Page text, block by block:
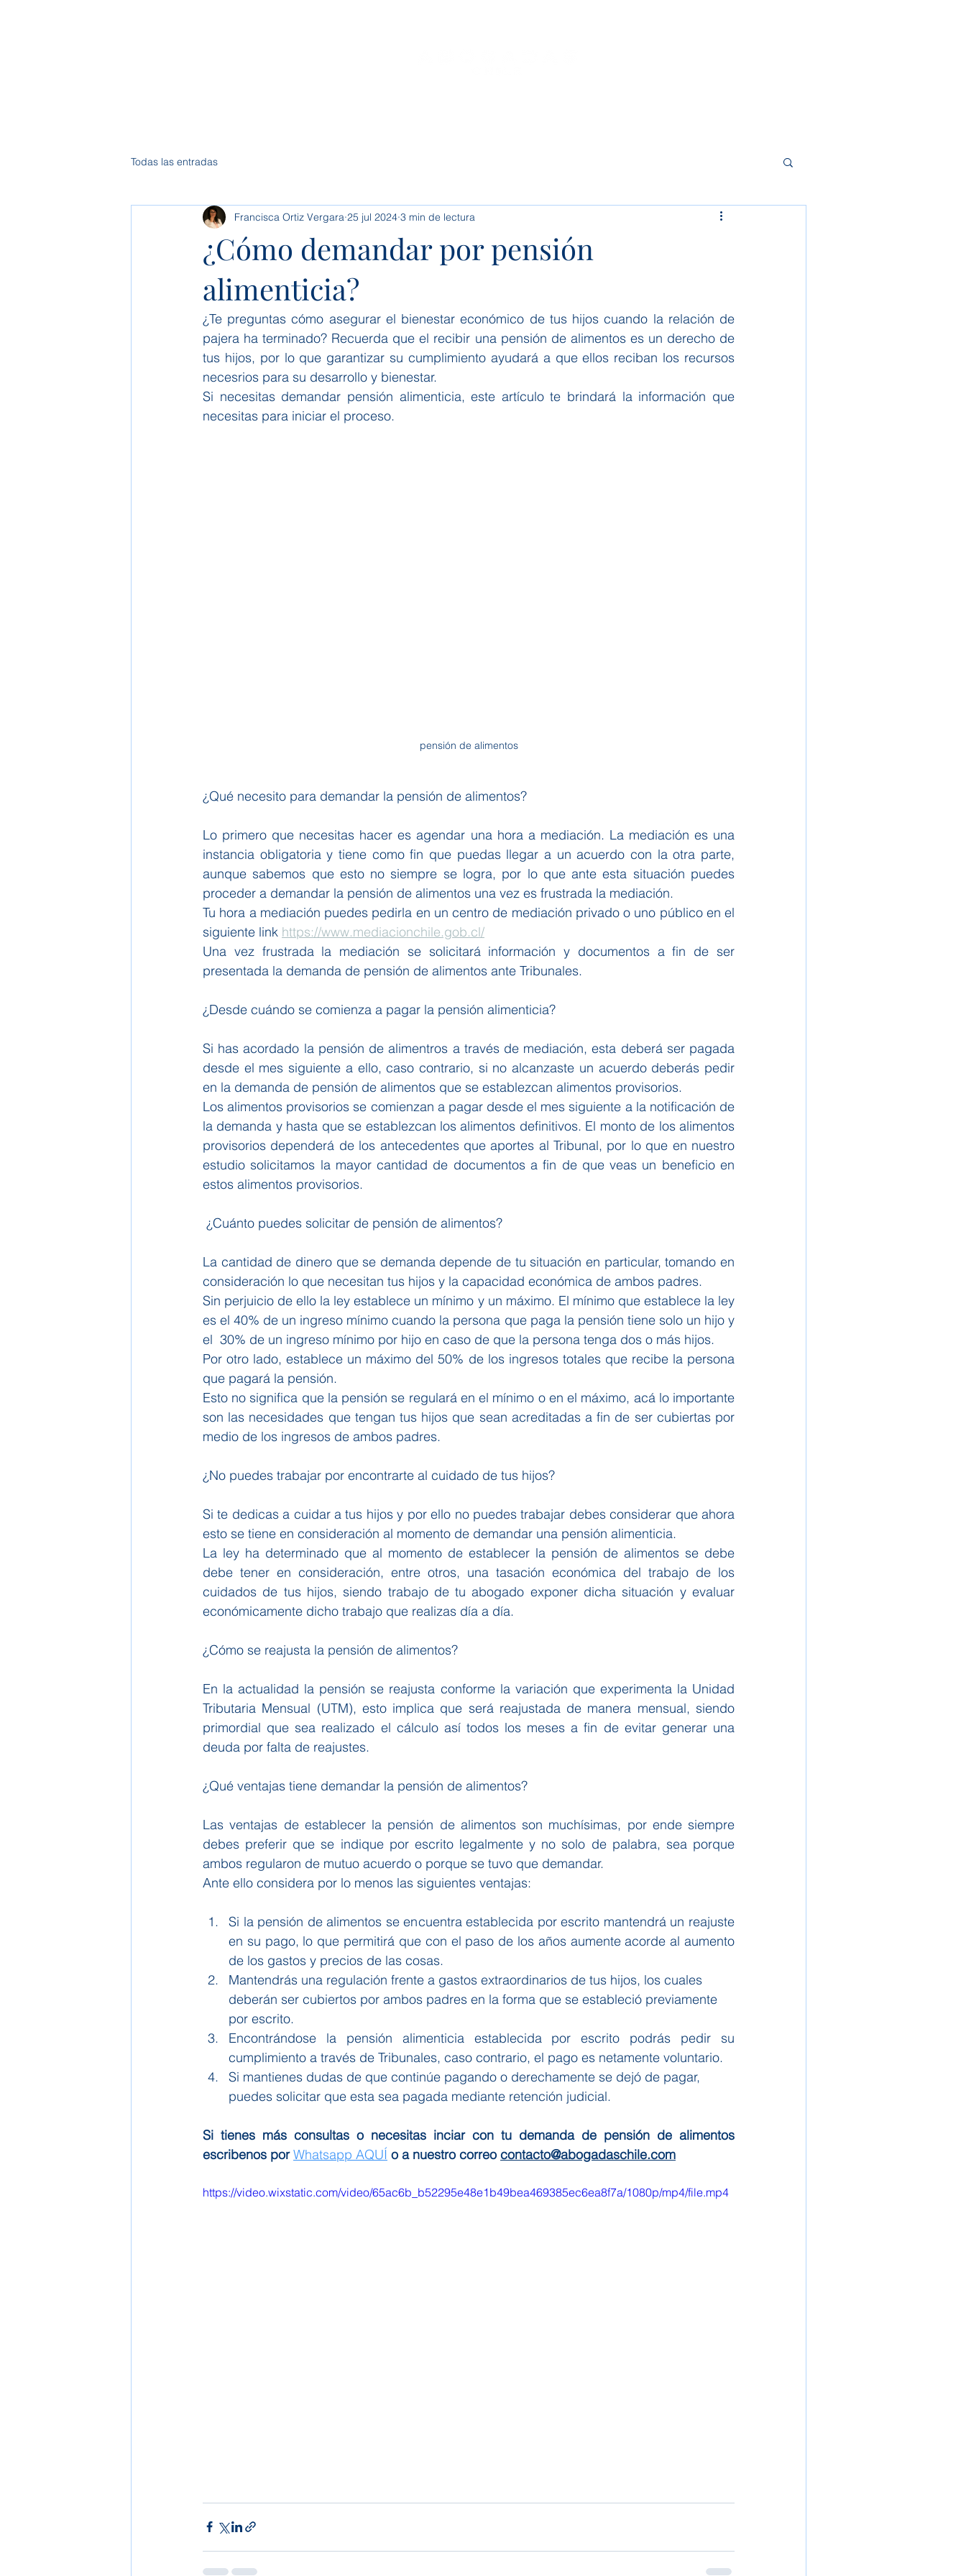
Todas las entradas
¿Cómo demandar por pensión
alimenticia?
Francisca Ortiz Vergara 25 jul 2024 3 min de lectura
¿Te preguntas cómo asegurar el bienestar económico de tus hijos cuando la relación de
pajera ha terminado? Recuerda que el recibir una pensión de alimentos es un derecho de
tus hijos, por lo que garantizar su cumplimiento ayudará a que ellos reciban los recursos
necesrios para su desarrollo y bienestar.
Si necesitas demandar pensión alimenticia, este artículo te brindará la información que
necesitas para iniciar el proceso.
pensión de alimentos
¿Qué necesito para demandar la pensión de alimentos?
Lo primero que necesitas hacer es agendar una hora a mediación. La mediación es una
instancia obligatoria y tiene como fin que puedas llegar a un acuerdo con la otra parte,
aunque sabemos que esto no siempre se logra, por lo que ante esta situación puedes
proceder a demandar la pensión de alimentos una vez es frustrada la mediación.
Tu hora a mediación puedes pedirla en un centro de mediación privado o uno público en el
siguiente link https://www.mediacionchile.gob.cl/
Una vez frustrada la mediación se solicitará información y documentos a fin de ser
presentada la demanda de pensión de alimentos ante Tribunales.
¿Desde cuándo se comienza a pagar la pensión alimenticia?
Si has acordado la pensión de alimentros a través de mediación, esta deberá ser pagada
desde el mes siguiente a ello, caso contrario, si no alcanzaste un acuerdo deberás pedir
en la demanda de pensión de alimentos que se establezcan alimentos provisorios.
Los alimentos provisorios se comienzan a pagar desde el mes siguiente a la notificación de
la demanda y hasta que se establezcan los alimentos definitivos. El monto de los alimentos
provisorios dependerá de los antecedentes que aportes al Tribunal, por lo que en nuestro
estudio solicitamos la mayor cantidad de documentos a fin de que veas un beneficio en
estos alimentos provisorios.
¿Cuánto puedes solicitar de pensión de alimentos?
La cantidad de dinero que se demanda depende de tu situación en particular, tomando en
consideración lo que necesitan tus hijos y la capacidad económica de ambos padres.
Sin perjuicio de ello la ley establece un mínimo y un máximo. El mínimo que establece la ley
es el 40% de un ingreso mínimo cuando la persona que paga la pensión tiene solo un hijo y
el  30% de un ingreso mínimo por hijo en caso de que la persona tenga dos o más hijos.
Por otro lado, establece un máximo del 50% de los ingresos totales que recibe la persona
que pagará la pensión.
Esto no significa que la pensión se regulará en el mínimo o en el máximo, acá lo importante
son las necesidades que tengan tus hijos que sean acreditadas a fin de ser cubiertas por
medio de los ingresos de ambos padres.
¿No puedes trabajar por encontrarte al cuidado de tus hijos?
Si te dedicas a cuidar a tus hijos y por ello no puedes trabajar debes considerar que ahora
esto se tiene en consideración al momento de demandar una pensión alimenticia.
La ley ha determinado que al momento de establecer la pensión de alimentos se debe
debe tener en consideración, entre otros, una tasación económica del trabajo de los
cuidados de tus hijos, siendo trabajo de tu abogado exponer dicha situación y evaluar
económicamente dicho trabajo que realizas día a día.
¿Cómo se reajusta la pensión de alimentos?
En la actualidad la pensión se reajusta conforme la variación que experimenta la Unidad
Tributaria Mensual (UTM), esto implica que será reajustada de manera mensual, siendo
primordial que sea realizado el cálculo así todos los meses a fin de evitar generar una
deuda por falta de reajustes.
¿Qué ventajas tiene demandar la pensión de alimentos?
Las ventajas de establecer la pensión de alimentos son muchísimas, por ende siempre
debes preferir que se indique por escrito legalmente y no solo de palabra, sea porque
ambos regularon de mutuo acuerdo o porque se tuvo que demandar.
Ante ello considera por lo menos las siguientes ventajas:
Si la pensión de alimentos se encuentra establecida por escrito mantendrá un reajuste
en su pago, lo que permitirá que con el paso de los años aumente acorde al aumento
de los gastos y precios de las cosas.
Mantendrás una regulación frente a gastos extraordinarios de tus hijos, los cuales
deberán ser cubiertos por ambos padres en la forma que se estableció previamente
por escrito.
Encontrándose la pensión alimenticia establecida por escrito podrás pedir su
cumplimiento a través de Tribunales, caso contrario, el pago es netamente voluntario.
Si mantienes dudas de que continúe pagando o derechamente se dejó de pagar,
puedes solicitar que esta sea pagada mediante retención judicial.
Si tienes más consultas o necesitas inciar con tu demanda de pensión de alimentos
escribenos por Whatsapp AQUÍ o a nuestro correo contacto@abogadaschile.com
https://video.wixstatic.com/video/65ac6b_b52295e48e1b49bea469385ec6ea8f7a/1080p/mp4/file.mp4